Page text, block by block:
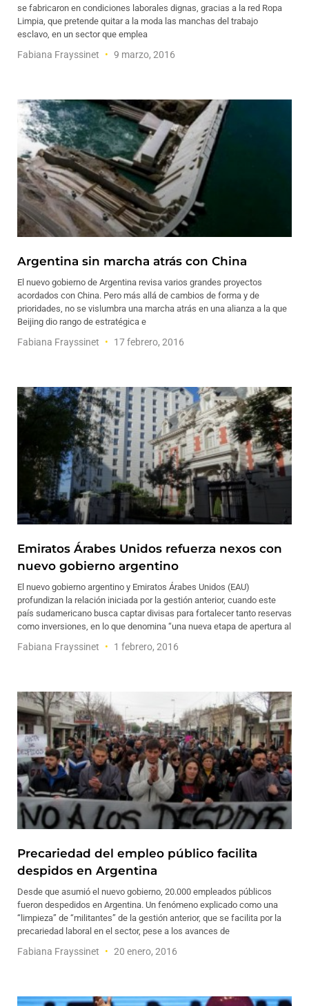
se fabricaron en condiciones laborales dignas, gracias a la red Ropa
Limpia, que pretende quitar a la moda las manchas del trabajo
esclavo, en un sector que emplea
Fabiana Frayssinet 9 marzo, 2016
Argentina sin marcha atrás con China
El nuevo gobierno de Argentina revisa varios grandes proyectos
acordados con China. Pero más allá de cambios de forma y de
prioridades, no se vislumbra una marcha atrás en una alianza a la que
Beijing dio rango de estratégica e
Fabiana Frayssinet 17 febrero, 2016
Emiratos Árabes Unidos refuerza nexos con
nuevo gobierno argentino
El nuevo gobierno argentino y Emiratos Árabes Unidos (EAU)
profundizan la relación iniciada por la gestión anterior, cuando este
país sudamericano busca captar divisas para fortalecer tanto reservas
como inversiones, en lo que denomina “una nueva etapa de apertura al
Fabiana Frayssinet 1 febrero, 2016
Precariedad del empleo público facilita
despidos en Argentina
Desde que asumió el nuevo gobierno, 20.000 empleados públicos
fueron despedidos en Argentina. Un fenómeno explicado como una
“limpieza” de “militantes” de la gestión anterior, que se facilita por la
precariedad laboral en el sector, pese a los avances de
Fabiana Frayssinet 20 enero, 2016